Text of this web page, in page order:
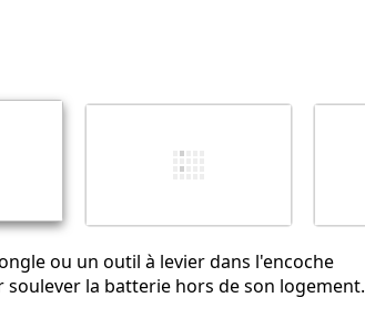
ou un outil à levier dans l'encoche
soulever la batterie hors de son logement.